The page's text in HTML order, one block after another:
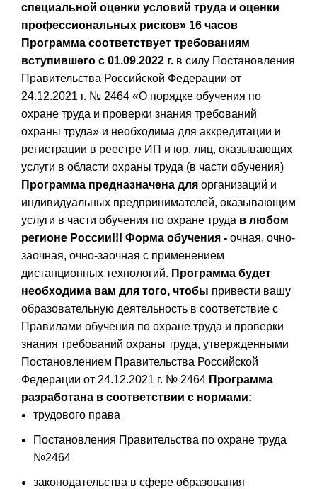
специальной оценки условий труда и оценки
профессиональных рисков» 16 часов
Программа соответствует требованиям
вступившего с 01.09.2022 г. в силу Постановления
Правительства Российской Федерации от
24.12.2021 г. № 2464 «О порядке обучения по
охране труда и проверки знания требований
охраны труда» и необходима для аккредитации и
регистрации в реестре ИП и юр. лиц, оказывающих
услуги в области охраны труда (в части обучения)
Программа предназначена для организаций и
индивидуальных предпринимателей, оказывающим
услуги в части обучения по охране труда в любом
регионе России!!! Форма обучения - очная, очно-
заочная, очно-заочная с применением
дистанционных технологий. Программа будет
необходима вам для того, чтобы привести вашу
образовательную деятельность в соответствие с
Правилами обучения по охране труда и проверки
знания требований охраны труда, утвержденными
Постановлением Правительства Российской
Федерации от 24.12.2021 г. № 2464 Программа
разработана в соответствии с нормами:
трудового права
Постановления Правительства по охране труда
№2464
законодательства в сфере образования